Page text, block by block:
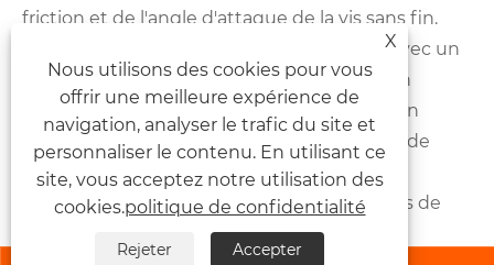
friction et de l'angle d'attaque de la vis sans fin.
Nos réducteurs à vis sans fin sont conçus avec un
angle d'attaque inférieur à l'angle de friction
(généralement 3 à 5 degrés) pour garantir un
autoverrouillage fiable dans des conditions de
fonctionnement normales. Cependant, si le
convoyeur est soumis à des charges élevées de
vibrations ou de chocs, le verrouillage
X
Nous utilisons des cookies pour vous
offrir une meilleure expérience de
navigation, analyser le trafic du site et
personnaliser le contenu. En utilisant ce
site, vous acceptez notre utilisation des
cookies.politique de confidentialité
Rejeter Accepter